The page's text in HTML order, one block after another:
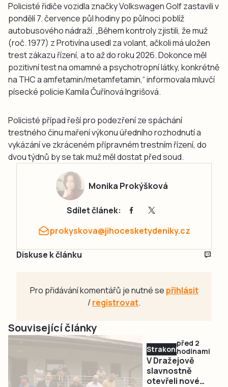
Policisté řidiče vozidla značky Volkswagen Golf zastavili v
pondělí 7. července půl hodiny po půlnoci poblíž
autobusového nádraží. „Během kontroly zjistili, že muž
(roč. 1977) z Protivína usedl za volant, ačkoli má uložen
trest zákazu řízení, a to až do roku 2026. Dokonce měl
pozitivní test na omamné a psychotropní látky, konkrétně
na THC a amfetamin/metamfetamin,“ informovala mluvčí
písecké policie Kamila Čuřínová Ingrišová.
Policisté případ řeší pro podezření ze spáchání
trestného činu maření výkonu úředního rozhodnutí a
vykázání ve zkráceném přípravném trestním řízení, do
dvou týdnů by se tak muž měl dostat před soud.
Monika Prokýšková
Sdílet článek:
prokyskova@jihocesketydeniky.cz
Diskuse k článku
Pro přidávání komentářů je nutné se přihlásit
/registrovat.
Související články
Strakonicko
před 2
hodinami
V Dražejově
slavnostně
otevřeli nové